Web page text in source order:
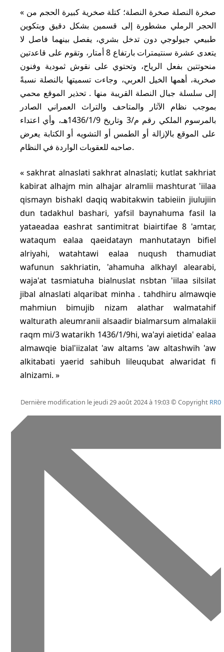
صخرة النصلة صخرة النصلة؛ كتلة صخرية كبيرة الحجم من
الحجر الرملي مشطورة إلى قسمين بشكل دقيق وبتكوين
طبيعي جيولوجي دون تدخل بشري، يفصل بينهما فاصل لا
يتعدى عشرة سنتيمترات بارتفاع 8 أمتار، وتقوم على قاعدتين
منحوتتين بفعل الرياح، وتحتوي على نقوش ثمودية وفنون
صخرية، أهمها الخيل العربي، وجاءت تسميتها بالنصلة نسبةً
إلى سلسلة جبال النصلة القريبة منها . تحذير الموقع محمي
بموجب نظام الآثار والمتاحف والتراث العمراني الصادر
بالمرسوم الملكي رقم م/3 وتاريخ 1436/1/9هـ، وأي اعتداء
على الموقع بالإزالة أو الطمس أو التشويه أو الكتابة يعرض
صاحبه للعقوبات الواردة في النظام.
sakhrat alnaslati sakhrat alnaslati; kutlat sakhriat
kabirat alhajm min alhajar alramlii mashturat 'iilaa
qismayn bishakl daqiq wabitakwin tabieiin jiulujiin
dun tadakhul bashari, yafsil baynahuma fasil la
yataeadaa eashrat santimitrat biairtifae 8 'amtar,
wataqum ealaa qaeidatayn manhutatayn bifiel
alriyahi, watahtawi ealaa nuqush thamudiat
wafunun sakhriatin, 'ahamuha alkhayl alearabi,
waja'at tasmiatuha bialnuslat nsbtan 'iilaa silsilat
jibal alnaslati alqaribat minha . tahdhiru almawqie
mahmiun bimujib nizam alathar walmatahif
walturath aleumranii alsaadir bialmarsum almalakii
raqm mi/3 watarikh 1436/1/9hi, wa'ayi aietida' ealaa
almawqie bial'iizalat 'aw altams 'aw altashwih 'aw
alkitabati yaerid sahibuh lileuqubat alwaridat fi
alnizami.
Dernière modification le jeudi 29 août 2024 à 19:03 © Copyright RR0